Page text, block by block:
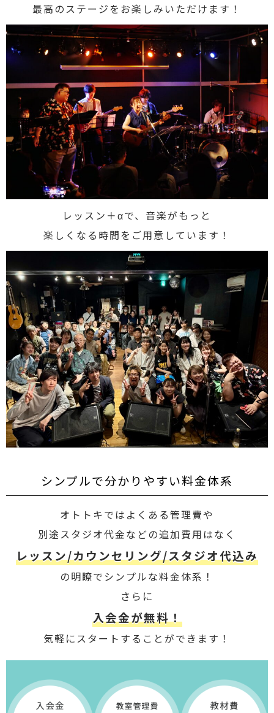
最高のステージをお楽しみいただけます！
レッスン＋αで、音楽がもっと
楽しくなる時間をご用意しています！
シンプルで分かりやすい料金体系
オトトキではよくある管理費や
別途スタジオ代金などの追加費用はなく
レッスン/カウンセリング/スタジオ代込み
の明瞭でシンプルな料金体系！
さらに
入会金が無料！
気軽にスタートすることができます！